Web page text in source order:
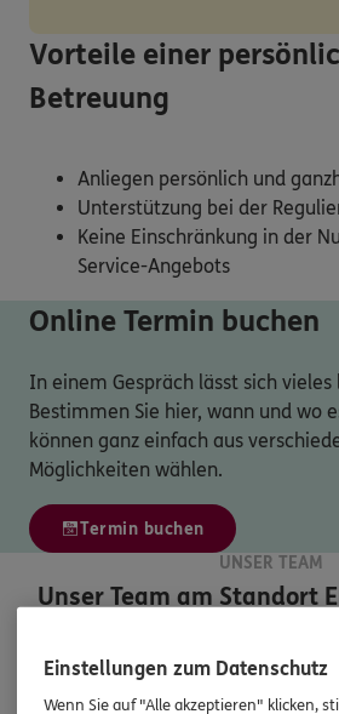
Vorteile einer
Betreuung
Anliegen persönlich und
Unterstützung bei der
Keine Einschränkung in der
Service-Angebots
Online Termin buchen
In einem Gespräch lässt sich
Bestimmen Sie hier, wann und wo
können ganz einfach aus
Möglichkeiten wählen.
Termin buchen
UNSER TEAM
Unser Team am Standort
Einstellungen zum Datenschutz
Wenn Sie auf "Alle akzeptieren" klicken,